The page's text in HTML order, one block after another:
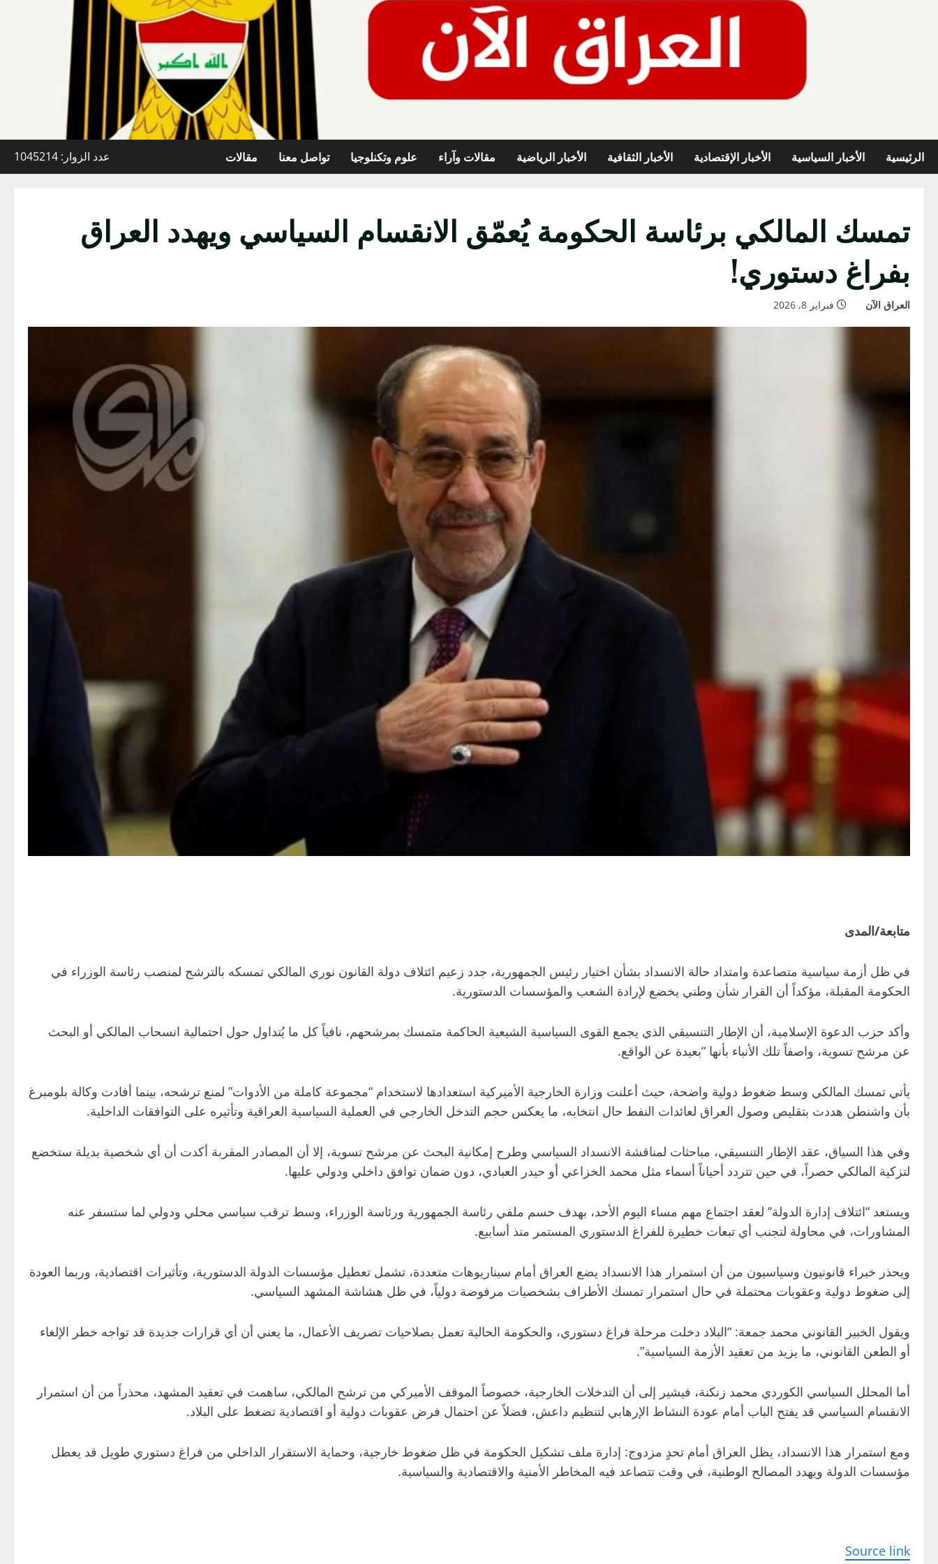
الرئيسية الأخبار السياسية الأخبار الإقتصادية الأخبار الثقافية الأخبار الرياضية مقالات وآراء علوم وتكنلوجيا تواصل معنا مقالات عدد الزوار: 1045214
تمسك المالكي برئاسة الحكومة يُعمّق الانقسام السياسي ويهدد العراق
بفراغ دستوري!
العراق الآن فبراير 8, 2026
متابعة/المدى
في ظل أزمة سياسية متصاعدة وامتداد حالة الانسداد بشأن اختيار رئيس الجمهورية، جدد زعيم ائتلاف دولة القانون نوري المالكي تمسكه بالترشح لمنصب رئاسة الوزراء في
الحكومة المقبلة، مؤكداً أن القرار شأن وطني يخضع لإرادة الشعب والمؤسسات الدستورية.
وأكد حزب الدعوة الإسلامية، أن الإطار التنسيقي الذي يجمع القوى السياسية الشيعية الحاكمة متمسك بمرشحهم، نافياً كل ما يُتداول حول احتمالية انسحاب المالكي أو البحث
عن مرشح تسوية، واصفاً تلك الأنباء بأنها “بعيدة عن الواقع.
يأتي تمسك المالكي وسط ضغوط دولية واضحة، حيث أعلنت وزارة الخارجية الأميركية استعدادها لاستخدام “مجموعة كاملة من الأدوات” لمنع ترشحه، بينما أفادت وكالة بلومبرغ
بأن واشنطن هددت بتقليص وصول العراق لعائدات النفط حال انتخابه، ما يعكس حجم التدخل الخارجي في العملية السياسية العراقية وتأثيره على التوافقات الداخلية.
وفي هذا السياق، عقد الإطار التنسيقي، مباحثات لمناقشة الانسداد السياسي وطرح إمكانية البحث عن مرشح تسوية، إلا أن المصادر المقربة أكدت أن أي شخصية بديلة ستخضع
لتزكية المالكي حصراً، في حين تتردد أحياناً أسماء مثل محمد الخزاعي أو حيدر العبادي، دون ضمان توافق داخلي ودولي عليها.
ويستعد “ائتلاف إدارة الدولة” لعقد اجتماع مهم مساء اليوم الأحد، بهدف حسم ملفي رئاسة الجمهورية ورئاسة الوزراء، وسط ترقب سياسي محلي ودولي لما ستسفر عنه
المشاورات، في محاولة لتجنب أي تبعات خطيرة للفراغ الدستوري المستمر منذ أسابيع.
ويحذر خبراء قانونيون وسياسيون من أن استمرار هذا الانسداد يضع العراق أمام سيناريوهات متعددة، تشمل تعطيل مؤسسات الدولة الدستورية، وتأثيرات اقتصادية، وربما العودة
إلى ضغوط دولية وعقوبات محتملة في حال استمرار تمسك الأطراف بشخصيات مرفوضة دولياً، في ظل هشاشة المشهد السياسي.
ويقول الخبير القانوني محمد جمعة: “البلاد دخلت مرحلة فراغ دستوري، والحكومة الحالية تعمل بصلاحيات تصريف الأعمال، ما يعني أن أي قرارات جديدة قد تواجه خطر الإلغاء
أو الطعن القانوني، ما يزيد من تعقيد الأزمة السياسية”.
أما المحلل السياسي الكوردي محمد زنكنة، فيشير إلى أن التدخلات الخارجية، خصوصاً الموقف الأميركي من ترشح المالكي، ساهمت في تعقيد المشهد، محذراً من أن استمرار
الانقسام السياسي قد يفتح الباب أمام عودة النشاط الإرهابي لتنظيم داعش، فضلاً عن احتمال فرض عقوبات دولية أو اقتصادية تضغط على البلاد.
ومع استمرار هذا الانسداد، يظل العراق أمام تحدٍ مزدوج: إدارة ملف تشكيل الحكومة في ظل ضغوط خارجية، وحماية الاستقرار الداخلي من فراغ دستوري طويل قد يعطل
مؤسسات الدولة ويهدد المصالح الوطنية، في وقت تتصاعد فيه المخاطر الأمنية والاقتصادية والسياسية.
Source link